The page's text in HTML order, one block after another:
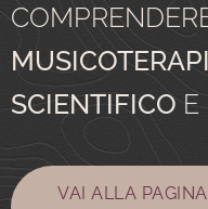
SCIENTIFICO E
VAI ALLA